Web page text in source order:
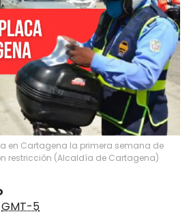
en Cartagena la primera semana de
restricción (Alcaldía de Cartagena)
GMT-5